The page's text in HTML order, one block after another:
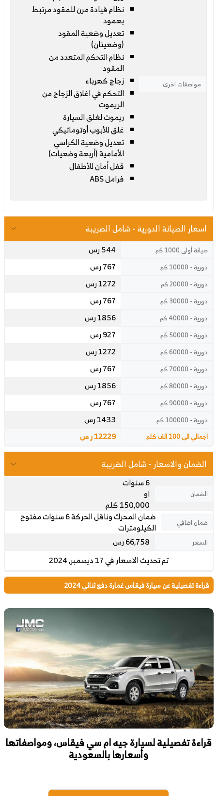
مواصفات اخرى
نظام قيادة مرن للمقود مرتبط
بعمود
تعديل وضعية المقود
(وضعيتان)
نظام التحكم المتعدد من
المقود
زجاج كهرباء
التحكم في اغلاق الزجاج من
الريموت
ريموت لغلق السيارة
غلق للأبوب أوتوماتيكي
تعديل وضعية الكراسي
الأمامية (أربعة وضعيات)
قفل أمان للأطفال
فرامل ABS
اسعار الصيانة الدورية - شامل الضريبة
صيانة أولى 1000 كم 544 رس
دورية - 10000 كم 767 رس
دورية - 20000 كم 1272 رس
دورية - 30000 كم 767 رس
دورية - 40000 كم 1856 رس
دورية - 50000 كم 927 رس
دورية - 60000 كم 1272 رس
دورية - 70000 كم 767 رس
دورية - 80000 كم 1856 رس
دورية - 90000 كم 767 رس
دورية - 100000 كم 1433 رس
اجمالي الى 100 الف كلم 12229 ر س
الضمان والاسعار - شامل الضريبة
الضمان
6 سنوات
او
150,000 كلم
ضمان اضافي
ضمان المحرك وناقل الحركة 6 سنوات مفتوح
الكيلومترات
السعر
66,758 رس
تم تحديث الاسعار في 17 ديسمبر, 2024
قراءة تفصيلية عن سيارة فيقاس غمارة دفع ثنائي 2024
قراءة تفصيلية لسيارة جيه ام سي فيقاس، ومواصفاتها
وأسعارها بالسعودية